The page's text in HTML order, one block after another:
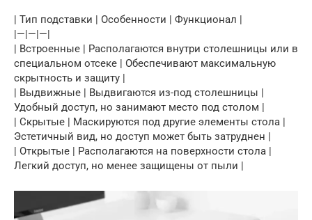
| Тип подставки | Особенности | Функционал |
|—|—|—|
| Встроенные | Располагаются внутри столешницы или в
специальном отсеке | Обеспечивают максимальную
скрытность и защиту |
| Выдвижные | Выдвигаются из-под столешницы |
Удобный доступ, но занимают место под столом |
| Скрытые | Маскируются под другие элементы стола |
Эстетичный вид, но доступ может быть затруднен |
| Открытые | Располагаются на поверхности стола |
Легкий доступ, но менее защищены от пыли |